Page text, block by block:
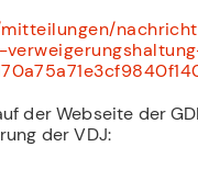
mitteilungen/
der Webseite der
der VDJ: